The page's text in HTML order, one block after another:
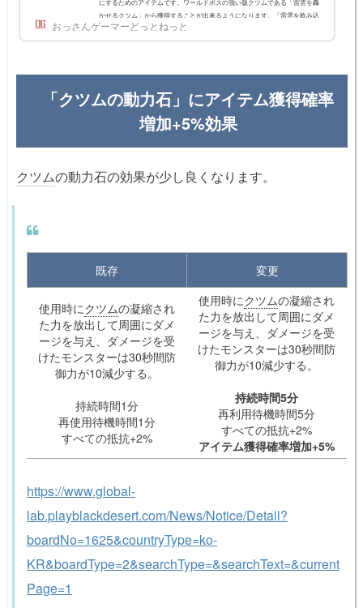
かせるクツム」から獲得することが出来るようになります。「雷雲を飲み込
んだ」補助武器クツムの心臓を使って補助武器を改良すると、補助武器に
「特殊攻撃回避率+7%」の効果が追加されます。「逆流したガーモスの心
おっさんゲーマーどっとねっと
「クツムの動力石」にアイテム獲得確率
増加+5%効果
クツムの動力石の効果が少し良くなります。
既存 変更
使用時にクツムの凝縮され
た力を放出して周囲にダメ
ージを与え、ダメージを受
けたモンスターは30秒間防
御力が10減少する。
持続時間1分
再使用待機時間1分
すべての抵抗+2%
使用時にクツムの凝縮され
た力を放出して周囲にダメ
ージを与え、ダメージを受
けたモンスターは30秒間防
御力が10減少する。
持続時間5分
再利用待機時間5分
すべての抵抗+2%
アイテム獲得確率増加+5%
https://www.global-
lab.playblackdesert.com/News/Notice/Detail?
boardNo=1625&countryType=ko-
KR&boardType=2&searchType=&searchText=&current
Page=1